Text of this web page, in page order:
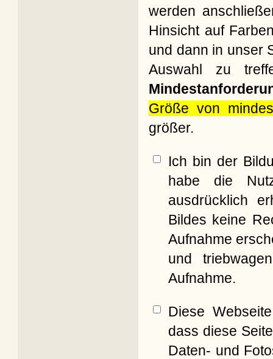
werden
Hinsicht auf
und dann in unser
Auswahl zu
Größe von
größer.
Ich bin der
habe die
ausdrücklich
Bildes keine
Aufnahme
und
Aufnahme.
Diese
dass diese
Daten- und